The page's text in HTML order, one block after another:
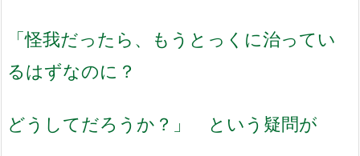
「怪我だったら、もうとっくに治ってい
るはずなのに？
どうしてだろうか？」 という疑問が